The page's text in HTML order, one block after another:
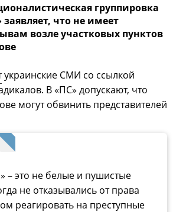
группировка
что не имеет
возле участковых пунктов
украинские СМИ со ссылкой
В «ПС» допускают, что
могут обвинить представителей
– это не белые и пушистые
не отказывались от права
реагировать на преступные